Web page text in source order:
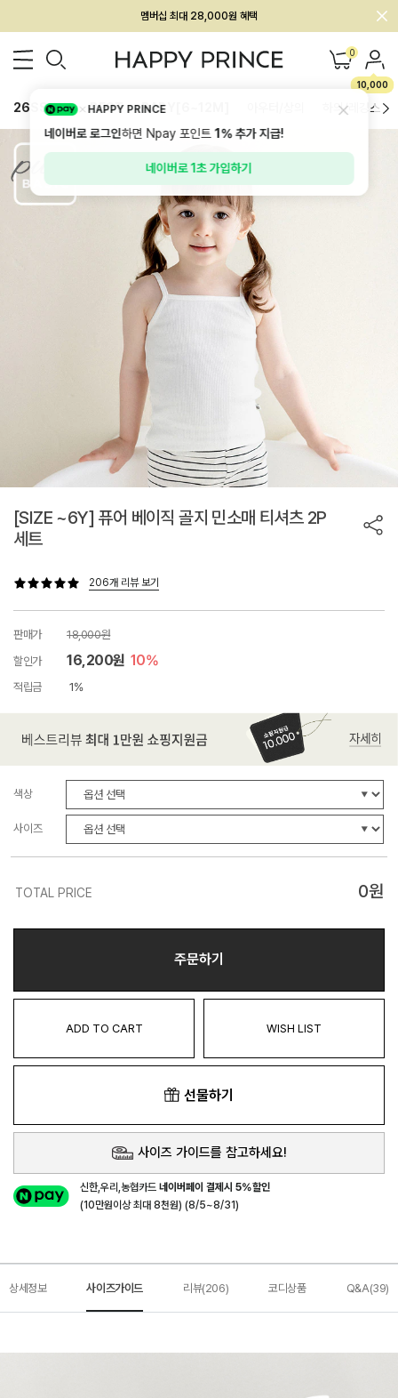
회원전용 아울렛, 가입하면 ~60% 할인!
멤버십 최대 28,000원 혜택 0
10,000
26SS 신상 BEST BABY[6~12M] 하의/레깅스
[SIZE ~6Y] 퓨어 베이직 골지 민소매 티셔츠 2P
세트
206개 리뷰 보기
판매가
18,000원
할인가
16,200원 10%
적립금 1%
색상
사이즈
TOTAL PRICE 0원
주문하기
ADD TO CART WISH LIST
선물하기
사이즈 가이드를 참고하세요!
신한,우리,농협카드네이버페이 결제시 5%할인
(10만원이상 최대 8천원) (8/5~8/31)
상세정보 사이즈가이드 리뷰(206) 코디상품 Q&A(39)
HAPPY PRINCE
네이버로 로그인하면 Npay 포인트1%추가 지급!
네이버로 1초 가입하기